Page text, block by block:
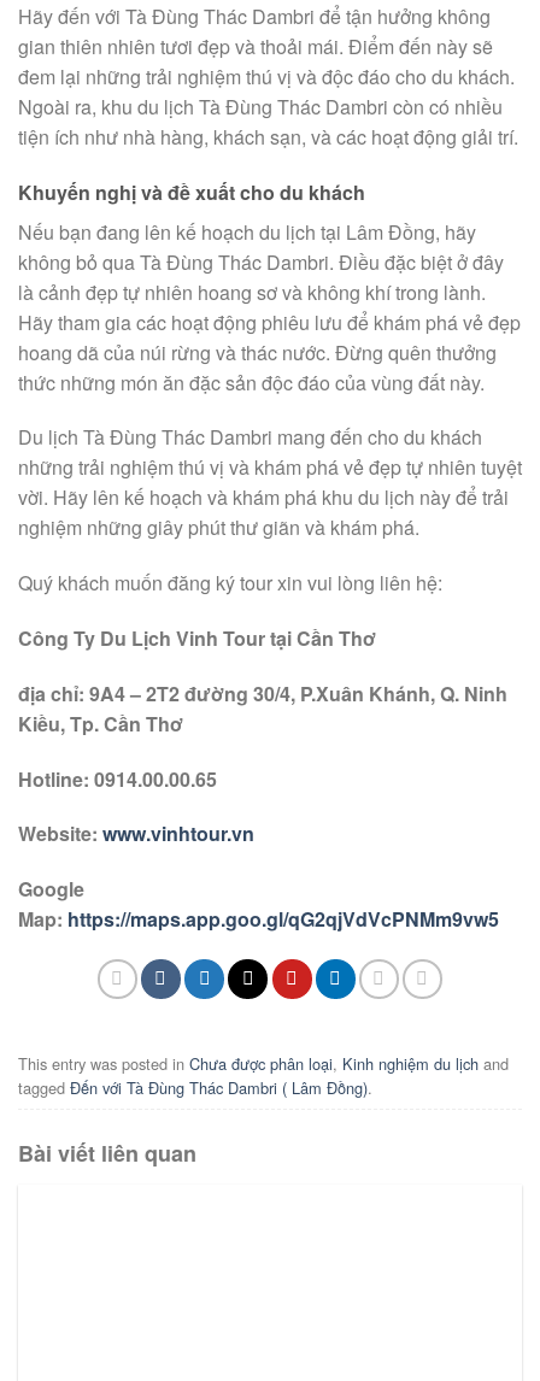
Hãy đến với Tà Đùng Thác Dambri để tận hưởng không
gian thiên nhiên tươi đẹp và thoải mái. Điểm đến này sẽ
đem lại những trải nghiệm thú vị và độc đáo cho du khách.
Ngoài ra, khu du lịch Tà Đùng Thác Dambri còn có nhiều
tiện ích như nhà hàng, khách sạn, và các hoạt động giải trí.
Khuyến nghị và đề xuất cho du khách
Nếu bạn đang lên kế hoạch du lịch tại Lâm Đồng, hãy
không bỏ qua Tà Đùng Thác Dambri. Điều đặc biệt ở đây
là cảnh đẹp tự nhiên hoang sơ và không khí trong lành.
Hãy tham gia các hoạt động phiêu lưu để khám phá vẻ đẹp
hoang dã của núi rừng và thác nước. Đừng quên thưởng
thức những món ăn đặc sản độc đáo của vùng đất này.
Du lịch Tà Đùng Thác Dambri mang đến cho du khách
những trải nghiệm thú vị và khám phá vẻ đẹp tự nhiên tuyệt
vời. Hãy lên kế hoạch và khám phá khu du lịch này để trải
nghiệm những giây phút thư giãn và khám phá.
Quý khách muốn đăng ký tour xin vui lòng liên hệ:
Công Ty Du Lịch Vinh Tour tại Cần Thơ
địa chỉ: 9A4 – 2T2 đường 30/4, P.Xuân Khánh, Q. Ninh
Kiều, Tp. Cần Thơ
Hotline: 0914.00.00.65
Website: www.vinhtour.vn
Google
Map: https://maps.app.goo.gl/qG2qjVdVcPNMm9vw5
This entry was posted in Chưa được phân loại, Kinh nghiệm du lịch and
tagged Đến với Tà Đùng Thác Dambri ( Lâm Đồng).
Bài viết liên quan